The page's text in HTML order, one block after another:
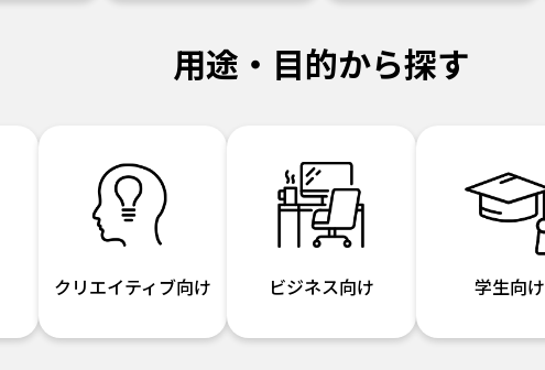
用途・目的から探す
クリエイティブ向け ビジネス向け 学生向け